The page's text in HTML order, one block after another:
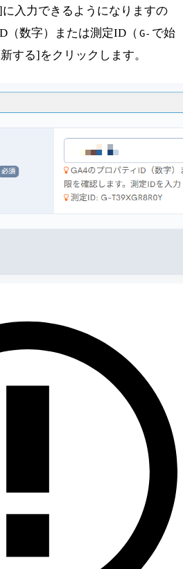
入力できるようになりますの
（数字）または測定ID（ G- で始
する]をクリックします。